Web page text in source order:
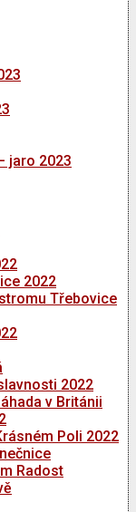
jaro 2023
2022
Třebovice
2022
v Británii
Poli 2022
Radost